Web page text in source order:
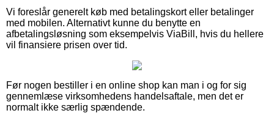
Vi foreslår generelt køb med betalingskort eller betalinger
med mobilen. Alternativt kunne du benytte en
afbetalingsløsning som eksempelvis ViaBill, hvis du hellere
vil finansiere prisen over tid.
Før nogen bestiller i en online shop kan man i og for sig
gennemlæse virksomhedens handelsaftale, men det er
normalt ikke særlig spændende.